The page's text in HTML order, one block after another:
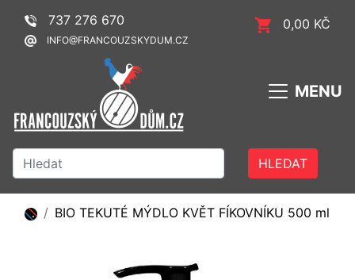
737 276 670 0,00 KČ
INFO@FRANCOUZSKYDUM.CZ
MENU
HLEDAT
BIO TEKUTÉ MÝDLO KVĚT FÍKOVNÍKU 500 ml